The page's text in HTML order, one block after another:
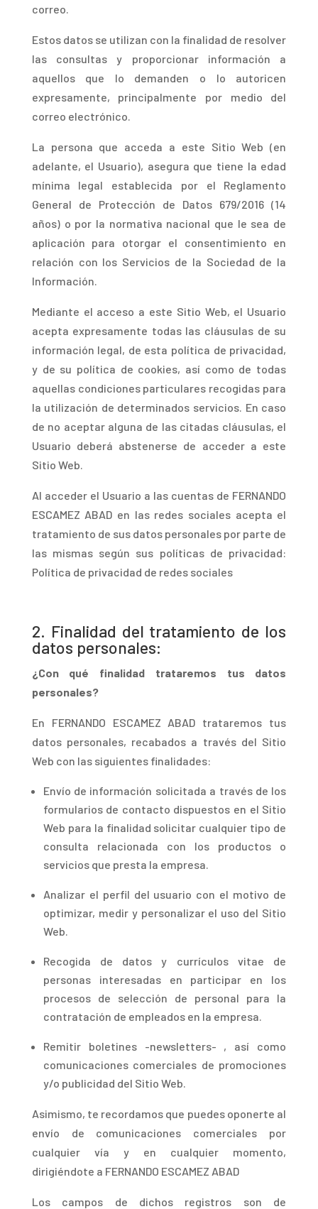
correo.
Estos datos se utilizan con la finalidad de resolver
las consultas y proporcionar información a
aquellos que lo demanden o lo autoricen
expresamente, principalmente por medio del
correo electrónico.
La persona que acceda a este Sitio Web (en
adelante, el Usuario), asegura que tiene la edad
mínima legal establecida por el Reglamento
General de Protección de Datos 679/2016 (14
años) o por la normativa nacional que le sea de
aplicación para otorgar el consentimiento en
relación con los Servicios de la Sociedad de la
Información.
Mediante el acceso a este Sitio Web, el Usuario
acepta expresamente todas las cláusulas de su
información legal, de esta política de privacidad,
y de su política de cookies, así como de todas
aquellas condiciones particulares recogidas para
la utilización de determinados servicios. En caso
de no aceptar alguna de las citadas cláusulas, el
Usuario deberá abstenerse de acceder a este
Sitio Web.
Al acceder el Usuario a las cuentas de FERNANDO
ESCAMEZ ABAD en las redes sociales acepta el
tratamiento de sus datos personales por parte de
las mismas según sus políticas de privacidad:
Política de privacidad de redes sociales
2. Finalidad del tratamiento de los
datos personales:
¿Con qué finalidad trataremos tus datos
personales?
En FERNANDO ESCAMEZ ABAD trataremos tus
datos personales, recabados a través del Sitio
Web con las siguientes finalidades:
Envío de información solicitada a través de los
formularios de contacto dispuestos en el Sitio
Web para la finalidad solicitar cualquier tipo de
consulta relacionada con los productos o
servicios que presta la empresa.
Analizar el perfil del usuario con el motivo de
optimizar, medir y personalizar el uso del Sitio
Web.
Recogida de datos y currículos vitae de
personas interesadas en participar en los
procesos de selección de personal para la
contratación de empleados en la empresa.
Remitir boletines -newsletters- , así como
comunicaciones comerciales de promociones
y/o publicidad del Sitio Web.
Asimismo, te recordamos que puedes oponerte al
envío de comunicaciones comerciales por
cualquier vía y en cualquier momento,
dirigiéndote a FERNANDO ESCAMEZ ABAD
Los campos de dichos registros son de